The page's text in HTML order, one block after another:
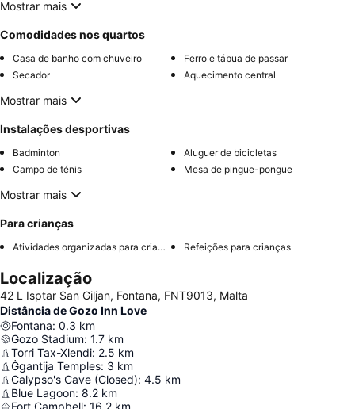
Mostrar mais
Comodidades nos quartos
Casa de banho com chuveiro
Ferro e tábua de passar
Secador
Aquecimento central
Mostrar mais
Instalações desportivas
Badminton
Aluguer de bicicletas
Campo de ténis
Mesa de pingue-pongue
Mostrar mais
Para crianças
Atividades organizadas para crianças Refeições para crianças
Localização
42 L Isptar San Giljan, Fontana, FNT9013, Malta
Distância de Gozo Inn Love
Fontana: 0.3 km
Gozo Stadium: 1.7 km
Torri Tax-Xlendi: 2.5 km
Ġgantija Temples: 3 km
Calypso's Cave (Closed): 4.5 km
Blue Lagoon: 8.2 km